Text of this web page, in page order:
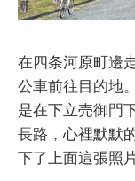
在四条河原町邊
公車前往目的地
是在下立売御門
長路，心裡默默
下了上面這張照片